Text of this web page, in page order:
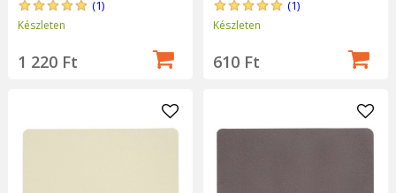
(1)
Készleten
1 220 Ft
(1)
Készleten
610 Ft